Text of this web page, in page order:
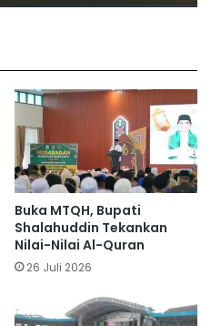
Buka MTQH, Bupati
Shalahuddin Tekankan
Nilai-Nilai Al-Quran
26 Juli 2026